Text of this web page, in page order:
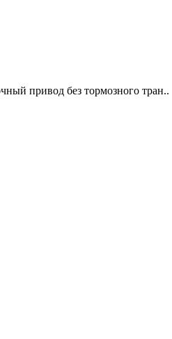
привод без тормозного тран..